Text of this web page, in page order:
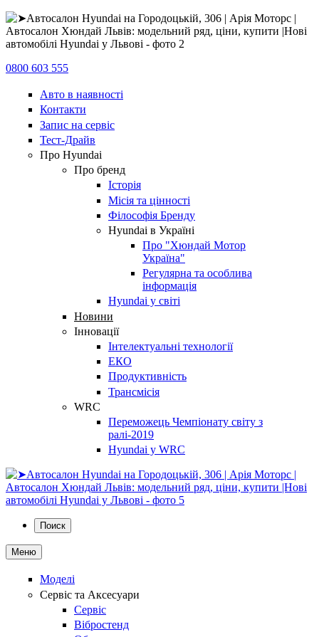
0800 603 555
Авто в наявності
Контакти
Запис на сервіс
Тест-Драйв
Про Hyundai
Про бренд
Історія
Місія та цінності
Філософія Бренду
Hyundai в Україні
Про "Хюндай Мотор
Україна"
Регулярна та особлива
інформація
Hyundai у світі
Новини
Інновації
Інтелектуальні технології
ЕКО
Продуктивність
Трансмісія
WRC
Переможець Чемпіонату світу з
ралі-2019
Hyundai у WRC
Поиск
Меню
Моделі
Сервіс та Аксесуари
Сервіс
Вібростенд